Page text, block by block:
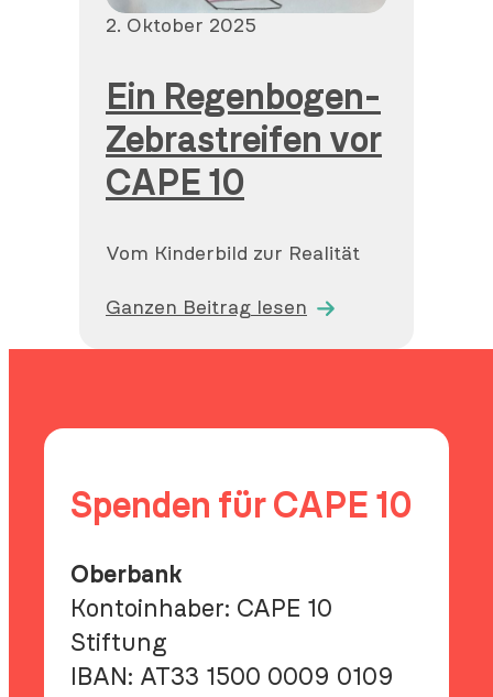
Veröffentlicht
2. Oktober 2025
Ein Regenbogen-
Zebrastreifen vor
CAPE 10
Vom Kinderbild zur Realität
Ganzen Beitrag lesen
Spenden für CAPE 10
Oberbank
Kontoinhaber: CAPE 10
Stiftung
IBAN: AT33 1500 0009 0109